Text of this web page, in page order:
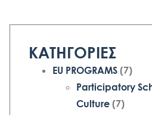
ΚΑΤΗΓΟΡΙΕΣ
EU PROGRAMS (7)
Participatory
Culture (7)